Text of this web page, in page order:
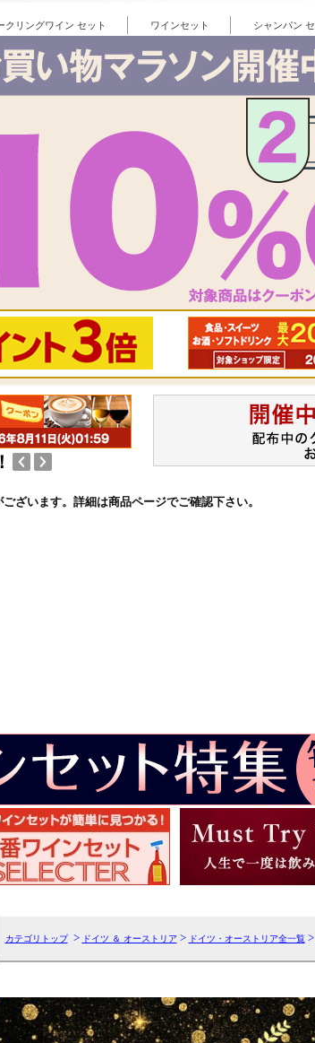
カテゴリトップ> ドイツ ＆ オーストリア > ドイツ・オーストリア全一覧>